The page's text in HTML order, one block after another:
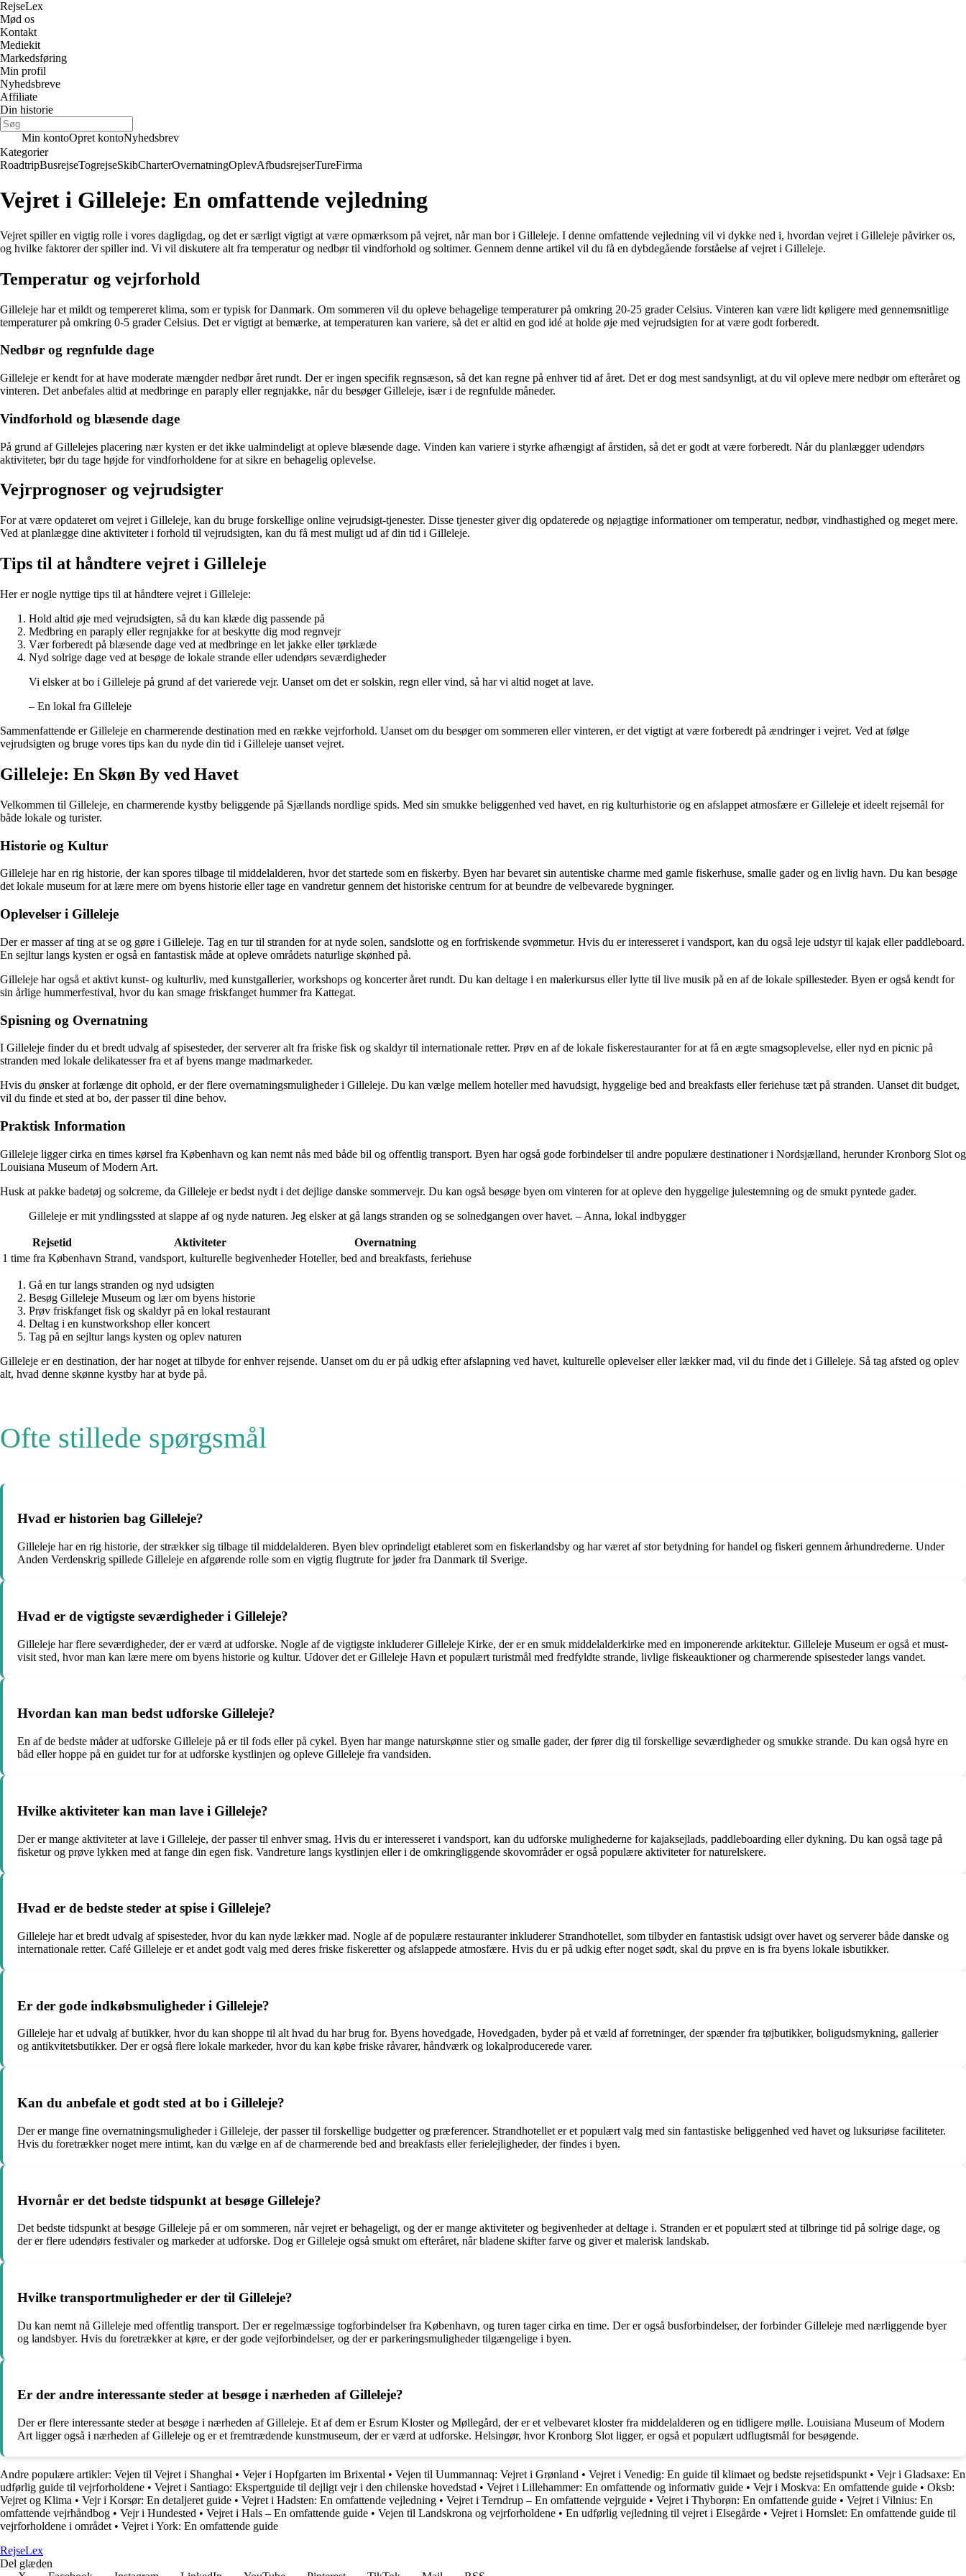
RejseLex
Mød os
Kontakt
Mediekit
Markedsføring
Min profil
Nyhedsbreve
Affiliate
Din historie
Min kontoOpret kontoNyhedsbrev
Kategorier
RoadtripBusrejseTogrejseSkibCharterOvernatningOplevAfbudsrejserTureFirma
Vejret i Gilleleje: En omfattende vejledning
Vejret spiller en vigtig rolle i vores dagligdag, og det er særligt vigtigt at være opmærksom på vejret, når man bor i Gilleleje. I denne omfattende vejledning vil vi dykke ned i, hvordan vejret i Gilleleje påvirker os,
og hvilke faktorer der spiller ind. Vi vil diskutere alt fra temperatur og nedbør til vindforhold og soltimer. Gennem denne artikel vil du få en dybdegående forståelse af vejret i Gilleleje.
Temperatur og vejrforhold
Gilleleje har et mildt og tempereret klima, som er typisk for Danmark. Om sommeren vil du opleve behagelige temperaturer på omkring 20-25 grader Celsius. Vinteren kan være lidt køligere med gennemsnitlige
temperaturer på omkring 0-5 grader Celsius. Det er vigtigt at bemærke, at temperaturen kan variere, så det er altid en god idé at holde øje med vejrudsigten for at være godt forberedt.
Nedbør og regnfulde dage
Gilleleje er kendt for at have moderate mængder nedbør året rundt. Der er ingen specifik regnsæson, så det kan regne på enhver tid af året. Det er dog mest sandsynligt, at du vil opleve mere nedbør om efteråret og
vinteren. Det anbefales altid at medbringe en paraply eller regnjakke, når du besøger Gilleleje, især i de regnfulde måneder.
Vindforhold og blæsende dage
På grund af Gillelejes placering nær kysten er det ikke ualmindeligt at opleve blæsende dage. Vinden kan variere i styrke afhængigt af årstiden, så det er godt at være forberedt. Når du planlægger udendørs
aktiviteter, bør du tage højde for vindforholdene for at sikre en behagelig oplevelse.
Vejrprognoser og vejrudsigter
For at være opdateret om vejret i Gilleleje, kan du bruge forskellige online vejrudsigt-tjenester. Disse tjenester giver dig opdaterede og nøjagtige informationer om temperatur, nedbør, vindhastighed og meget mere.
Ved at planlægge dine aktiviteter i forhold til vejrudsigten, kan du få mest muligt ud af din tid i Gilleleje.
Tips til at håndtere vejret i Gilleleje
Her er nogle nyttige tips til at håndtere vejret i Gilleleje:
Hold altid øje med vejrudsigten, så du kan klæde dig passende på
Medbring en paraply eller regnjakke for at beskytte dig mod regnvejr
Vær forberedt på blæsende dage ved at medbringe en let jakke eller tørklæde
Nyd solrige dage ved at besøge de lokale strande eller udendørs seværdigheder
Vi elsker at bo i Gilleleje på grund af det varierede vejr. Uanset om det er solskin, regn eller vind, så har vi altid noget at lave.
– En lokal fra Gilleleje
Sammenfattende er Gilleleje en charmerende destination med en række vejrforhold. Uanset om du besøger om sommeren eller vinteren, er det vigtigt at være forberedt på ændringer i vejret. Ved at følge
vejrudsigten og bruge vores tips kan du nyde din tid i Gilleleje uanset vejret.
Gilleleje: En Skøn By ved Havet
Velkommen til Gilleleje, en charmerende kystby beliggende på Sjællands nordlige spids. Med sin smukke beliggenhed ved havet, en rig kulturhistorie og en afslappet atmosfære er Gilleleje et ideelt rejsemål for
både lokale og turister.
Historie og Kultur
Gilleleje har en rig historie, der kan spores tilbage til middelalderen, hvor det startede som en fiskerby. Byen har bevaret sin autentiske charme med gamle fiskerhuse, smalle gader og en livlig havn. Du kan besøge
det lokale museum for at lære mere om byens historie eller tage en vandretur gennem det historiske centrum for at beundre de velbevarede bygninger.
Oplevelser i Gilleleje
Der er masser af ting at se og gøre i Gilleleje. Tag en tur til stranden for at nyde solen, sandslotte og en forfriskende svømmetur. Hvis du er interesseret i vandsport, kan du også leje udstyr til kajak eller paddleboard.
En sejltur langs kysten er også en fantastisk måde at opleve områdets naturlige skønhed på.
Gilleleje har også et aktivt kunst- og kulturliv, med kunstgallerier, workshops og koncerter året rundt. Du kan deltage i en malerkursus eller lytte til live musik på en af de lokale spillesteder. Byen er også kendt for
sin årlige hummerfestival, hvor du kan smage friskfanget hummer fra Kattegat.
Spisning og Overnatning
I Gilleleje finder du et bredt udvalg af spisesteder, der serverer alt fra friske fisk og skaldyr til internationale retter. Prøv en af de lokale fiskerestauranter for at få en ægte smagsoplevelse, eller nyd en picnic på
stranden med lokale delikatesser fra et af byens mange madmarkeder.
Hvis du ønsker at forlænge dit ophold, er der flere overnatningsmuligheder i Gilleleje. Du kan vælge mellem hoteller med havudsigt, hyggelige bed and breakfasts eller feriehuse tæt på stranden. Uanset dit budget,
vil du finde et sted at bo, der passer til dine behov.
Praktisk Information
Gilleleje ligger cirka en times kørsel fra København og kan nemt nås med både bil og offentlig transport. Byen har også gode forbindelser til andre populære destinationer i Nordsjælland, herunder Kronborg Slot og
Louisiana Museum of Modern Art.
Husk at pakke badetøj og solcreme, da Gilleleje er bedst nydt i det dejlige danske sommervejr. Du kan også besøge byen om vinteren for at opleve den hyggelige julestemning og de smukt pyntede gader.
Gilleleje er mit yndlingssted at slappe af og nyde naturen. Jeg elsker at gå langs stranden og se solnedgangen over havet. – Anna, lokal indbygger
Rejsetid Aktiviteter
Overnatning
1 time fra København Strand, vandsport, kulturelle begivenheder Hoteller, bed and breakfasts, feriehuse
Gå en tur langs stranden og nyd udsigten
Besøg Gilleleje Museum og lær om byens historie
Prøv friskfanget fisk og skaldyr på en lokal restaurant
Deltag i en kunstworkshop eller koncert
Tag på en sejltur langs kysten og oplev naturen
Gilleleje er en destination, der har noget at tilbyde for enhver rejsende. Uanset om du er på udkig efter afslapning ved havet, kulturelle oplevelser eller lækker mad, vil du finde det i Gilleleje. Så tag afsted og oplev
alt, hvad denne skønne kystby har at byde på.
Ofte stillede spørgsmål
Hvad er historien bag Gilleleje?
Gilleleje har en rig historie, der strækker sig tilbage til middelalderen. Byen blev oprindeligt etableret som en fiskerlandsby og har været af stor betydning for handel og fiskeri gennem århundrederne. Under
Anden Verdenskrig spillede Gilleleje en afgørende rolle som en vigtig flugtrute for jøder fra Danmark til Sverige.
Hvad er de vigtigste seværdigheder i Gilleleje?
Gilleleje har flere seværdigheder, der er værd at udforske. Nogle af de vigtigste inkluderer Gilleleje Kirke, der er en smuk middelalderkirke med en imponerende arkitektur. Gilleleje Museum er også et must-
visit sted, hvor man kan lære mere om byens historie og kultur. Udover det er Gilleleje Havn et populært turistmål med fredfyldte strande, livlige fiskeauktioner og charmerende spisesteder langs vandet.
Hvordan kan man bedst udforske Gilleleje?
En af de bedste måder at udforske Gilleleje på er til fods eller på cykel. Byen har mange naturskønne stier og smalle gader, der fører dig til forskellige seværdigheder og smukke strande. Du kan også hyre en
båd eller hoppe på en guidet tur for at udforske kystlinjen og opleve Gilleleje fra vandsiden.
Hvilke aktiviteter kan man lave i Gilleleje?
Der er mange aktiviteter at lave i Gilleleje, der passer til enhver smag. Hvis du er interesseret i vandsport, kan du udforske mulighederne for kajaksejlads, paddleboarding eller dykning. Du kan også tage på
fisketur og prøve lykken med at fange din egen fisk. Vandreture langs kystlinjen eller i de omkringliggende skovområder er også populære aktiviteter for naturelskere.
Hvad er de bedste steder at spise i Gilleleje?
Gilleleje har et bredt udvalg af spisesteder, hvor du kan nyde lækker mad. Nogle af de populære restauranter inkluderer Strandhotellet, som tilbyder en fantastisk udsigt over havet og serverer både danske og
internationale retter. Café Gilleleje er et andet godt valg med deres friske fiskeretter og afslappede atmosfære. Hvis du er på udkig efter noget sødt, skal du prøve en is fra byens lokale isbutikker.
Er der gode indkøbsmuligheder i Gilleleje?
Gilleleje har et udvalg af butikker, hvor du kan shoppe til alt hvad du har brug for. Byens hovedgade, Hovedgaden, byder på et væld af forretninger, der spænder fra tøjbutikker, boligudsmykning, gallerier
og antikvitetsbutikker. Der er også flere lokale markeder, hvor du kan købe friske råvarer, håndværk og lokalproducerede varer.
Kan du anbefale et godt sted at bo i Gilleleje?
Der er mange fine overnatningsmuligheder i Gilleleje, der passer til forskellige budgetter og præferencer. Strandhotellet er et populært valg med sin fantastiske beliggenhed ved havet og luksuriøse faciliteter.
Hvis du foretrækker noget mere intimt, kan du vælge en af de charmerende bed and breakfasts eller ferielejligheder, der findes i byen.
Hvornår er det bedste tidspunkt at besøge Gilleleje?
Det bedste tidspunkt at besøge Gilleleje på er om sommeren, når vejret er behageligt, og der er mange aktiviteter og begivenheder at deltage i. Stranden er et populært sted at tilbringe tid på solrige dage, og
der er flere udendørs festivaler og markeder at udforske. Dog er Gilleleje også smukt om efteråret, når bladene skifter farve og giver et malerisk landskab.
Hvilke transportmuligheder er der til Gilleleje?
Du kan nemt nå Gilleleje med offentlig transport. Der er regelmæssige togforbindelser fra København, og turen tager cirka en time. Der er også busforbindelser, der forbinder Gilleleje med nærliggende byer
og landsbyer. Hvis du foretrækker at køre, er der gode vejforbindelser, og der er parkeringsmuligheder tilgængelige i byen.
Er der andre interessante steder at besøge i nærheden af Gilleleje?
Der er flere interessante steder at besøge i nærheden af Gilleleje. Et af dem er Esrum Kloster og Møllegård, der er et velbevaret kloster fra middelalderen og en tidligere mølle. Louisiana Museum of Modern
Art ligger også i nærheden af Gilleleje og er et fremtrædende kunstmuseum, der er værd at udforske. Helsingør, hvor Kronborg Slot ligger, er også et populært udflugtsmål for besøgende.
Andre populære artikler: Vejen til Vejret i Shanghai • Vejer i Hopfgarten im Brixental • Vejen til Uummannaq: Vejret i Grønland • Vejret i Venedig: En guide til klimaet og bedste rejsetidspunkt • Vejr i Gladsaxe: En
udførlig guide til vejrforholdene • Vejret i Santiago: Ekspertguide til dejligt vejr i den chilenske hovedstad • Vejret i Lillehammer: En omfattende og informativ guide • Vejr i Moskva: En omfattende guide • Oksb:
Vejret og Klima • Vejr i Korsør: En detaljeret guide • Vejret i Hadsten: En omfattende vejledning • Vejret i Terndrup – En omfattende vejrguide • Vejret i Thyborøn: En omfattende guide • Vejret i Vilnius: En
omfattende vejrhåndbog • Vejr i Hundested • Vejret i Hals – En omfattende guide • Vejen til Landskrona og vejrforholdene • En udførlig vejledning til vejret i Elsegårde • Vejret i Hornslet: En omfattende guide til
vejrforholdene i området • Vejret i York: En omfattende guide
RejseLex
Del glæden